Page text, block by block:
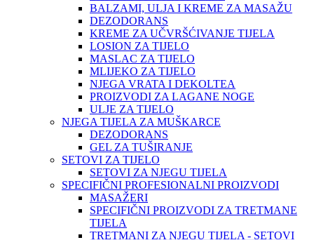
BALZAMI, ULJA I KREME ZA MASAŽU
DEZODORANS
KREME ZA UČVRŠĆIVANJE TIJELA
LOSION ZA TIJELO
MASLAC ZA TIJELO
MLIJEKO ZA TIJELO
NJEGA VRATA I DEKOLTEA
PROIZVODI ZA LAGANE NOGE
ULJE ZA TIJELO
NJEGA TIJELA ZA MUŠKARCE
DEZODORANS
GEL ZA TUŠIRANJE
SETOVI ZA TIJELO
SETOVI ZA NJEGU TIJELA
SPECIFIČNI PROFESIONALNI PROIZVODI
MASAŽERI
SPECIFIČNI PROIZVODI ZA TRETMANE
TIJELA
TRETMANI ZA NJEGU TIJELA - SETOVI